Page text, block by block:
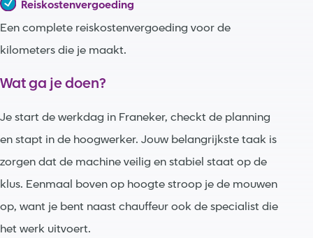
Reiskostenvergoeding
Een complete reiskostenvergoeding voor de
kilometers die je maakt.
Wat ga je doen?
Je start de werkdag in Franeker, checkt de planning
en stapt in de hoogwerker. Jouw belangrijkste taak is
zorgen dat de machine veilig en stabiel staat op de
klus. Eenmaal boven op hoogte stroop je de mouwen
op, want je bent naast chauffeur ook de specialist die
het werk uitvoert.